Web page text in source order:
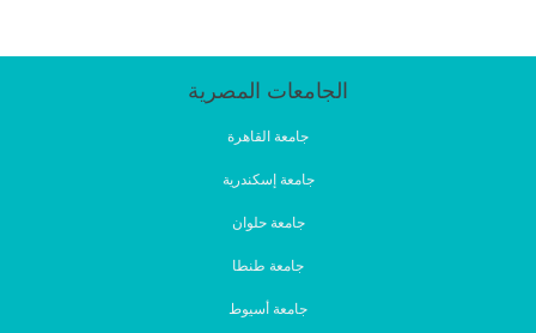
الجامعات المصرية
جامعة القاهرة
جامعة إسكندرية
جامعة حلوان
جامعة طنطا
جامعة أسيوط